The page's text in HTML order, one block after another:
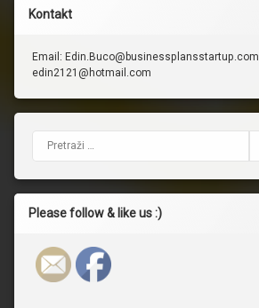
Kontakt
Email: Edin.Buco@businessplansstartup.com
edin2121@hotmail.com
Please follow & like us :)